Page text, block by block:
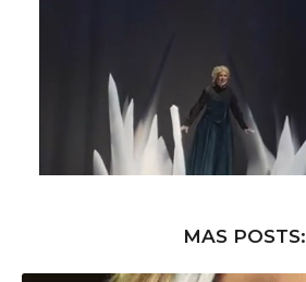
MAS POSTS: